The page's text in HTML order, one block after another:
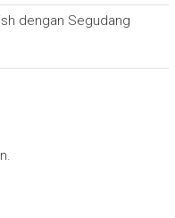
dengan Segudang